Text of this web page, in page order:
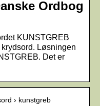
Ordbog
KUNSTGREB
Løsningen
Det er
› kunstgreb